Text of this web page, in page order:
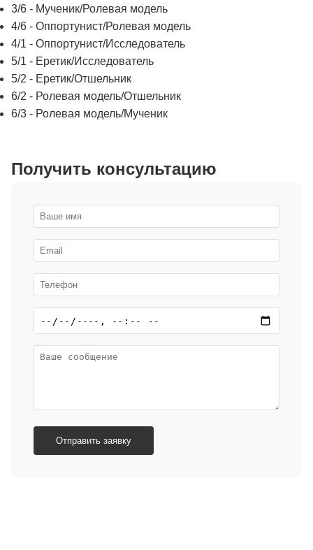
3/6 - Мученик/Ролевая модель
4/6 - Оппортунист/Ролевая модель
4/1 - Оппортунист/Исследователь
5/1 - Еретик/Исследователь
5/2 - Еретик/Отшельник
6/2 - Ролевая модель/Отшельник
6/3 - Ролевая модель/Мученик
Получить консультацию
Отправить заявку